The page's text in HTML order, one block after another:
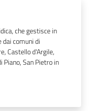
che gestisce in
comuni di
Castello d'Argile,
Piano, San Pietro in